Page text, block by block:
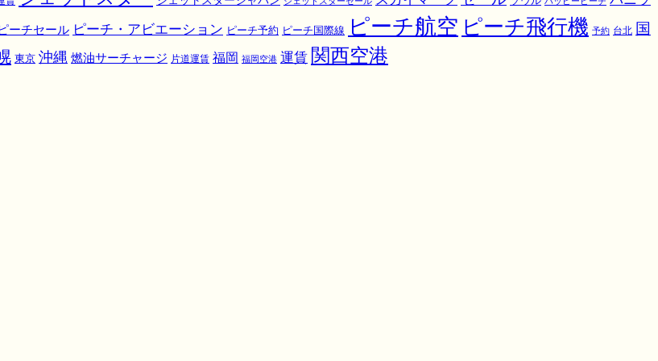
ーチセール ピーチ・アビエーション ピーチ予約 ピーチ国際線 ピーチ航空 ピーチ飛行機 予約 台北 国
東京 沖縄 燃油サーチャージ 片道運賃 福岡 福岡空港 運賃 関西空港